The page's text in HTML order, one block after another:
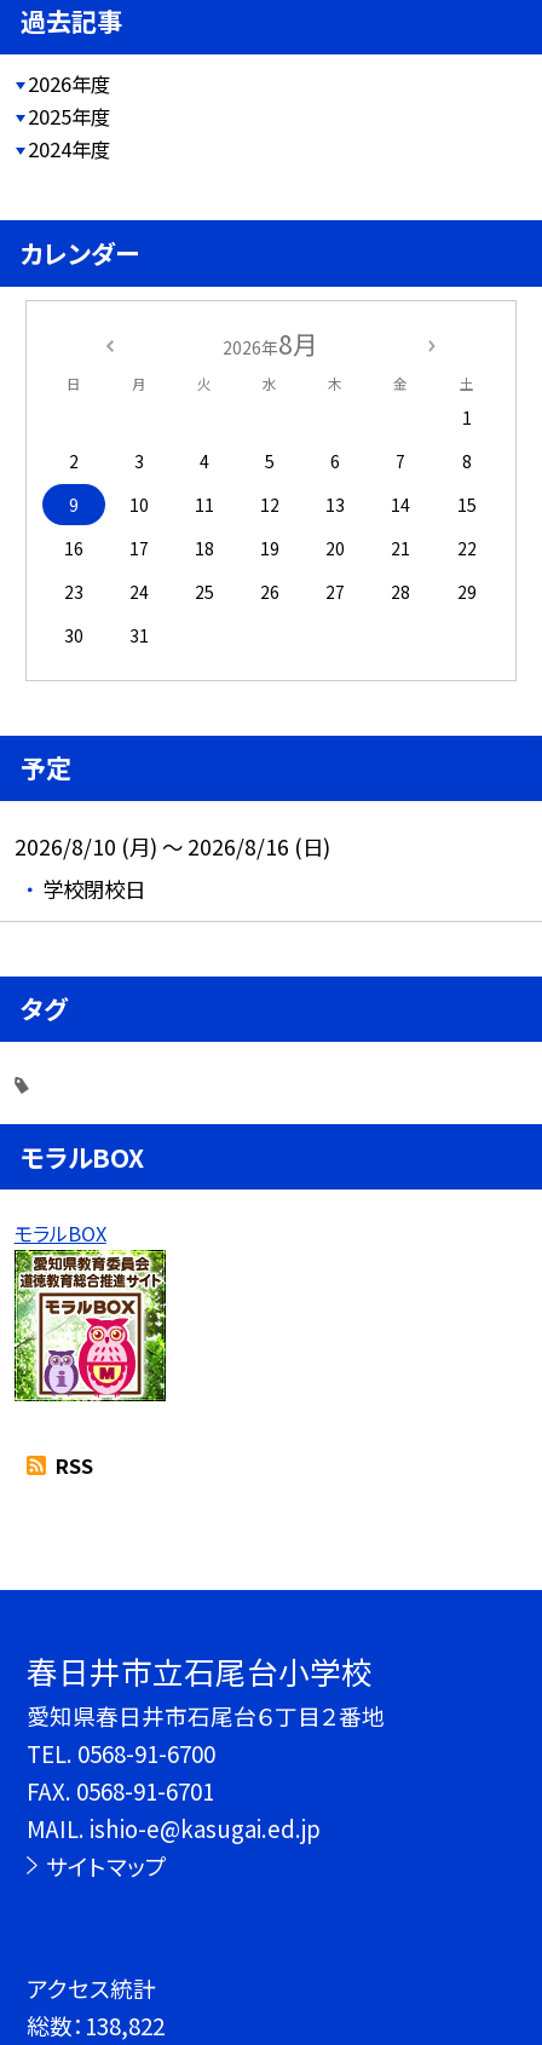
過去記事
2026年度
2025年度
2024年度
カレンダー
2026年8月
日 月 火 水 木 金 土
1
2
3 4 5 6 7
8
9
10 11 12 13 14
15
16
17 18 19 20 21
22
23
24 25 26 27 28
29
30
31
予定
2026/8/10 (月) ～ 2026/8/16 (日)
学校閉校日
タグ
モラルBOX
モラルBOX
RSS
春日井市立石尾台小学校
愛知県春日井市石尾台６丁目２番地
TEL. 0568-91-6700
FAX. 0568-91-6701
MAIL. ishio-e@kasugai.ed.jp
サイトマップ
アクセス統計
総数： 138,822